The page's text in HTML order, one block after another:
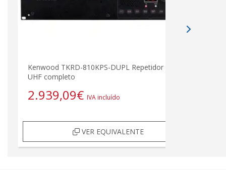
Kenwood TKRD-810KPS-DUPL Repetidor A/D
UHF completo
2.939,09€ IVA incluído
VER EQUIVALENTE